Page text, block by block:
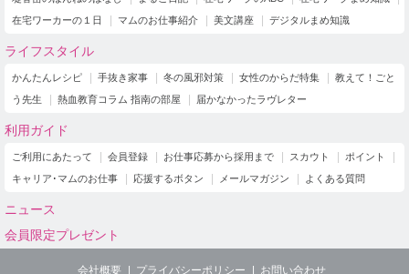
在宅ワーカーの１日
マムのお仕事紹介 美文講座 デジタルまめ知識
ライフスタイル
かんたんレシピ 手抜き家事 冬の風邪対策 女性のからだ特集
教えて！ごと
う先生
熱血教育コラム 指南の部屋 届かなかったラヴレター
利用ガイド
ご利用にあたって 会員登録 お仕事応募から採用まで スカウト
ポイント
キャリア･マムのお仕事
応援するボタン メールマガジン よくある質問
ニュース
会員限定プレゼント
会社概要 プライバシーポリシー お問い合わせ